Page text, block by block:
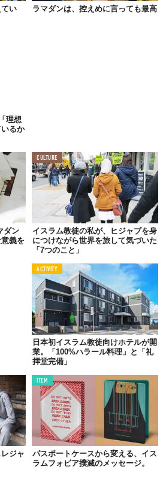
、人間だから欲はあるけれど、信仰を
に勝る
るために私たちに教えてくれたのだ
水も、何かひとつでも欠けてしまった
ていけないのです。決められた肉の屠
してありがたみを持ちながら恵をいた
いただいているんです。
持ちを大事にして食事をしています。
リア・アウファ・ヤジッド
シア人の両親をもつ、東京都出身のクリエイタ
ャブを使ったモデストファッションを提案し、東
センスを取り入れたメイクやファッションを
を中心に発信している。スタイリングアドバイ
https://www.instagram.com/aufatokyo/
ム教をもっと知る！
↓↓ CLICK ↓↓
拝、ヒジャブ……様々な意義を紹介
Top image: ©ラハマリア・アウファ・ヤジッド
TABI LABO
てい
ラマダンは、控えめに言っても最高
理想
るか
ダン
義を
CULTURE
イスラム教徒の私が、ヒジャブを身
につけながら世界を旅して気づいた
「7つのこと」
ACTIVITY
日本初イスラム教徒向けホテルが開
業。「100%ハラール料理」と「礼
拝堂完備」
ジャ
ITEM
パスポートケースから変える、イス
ラムフォビア撲滅のメッセージ。